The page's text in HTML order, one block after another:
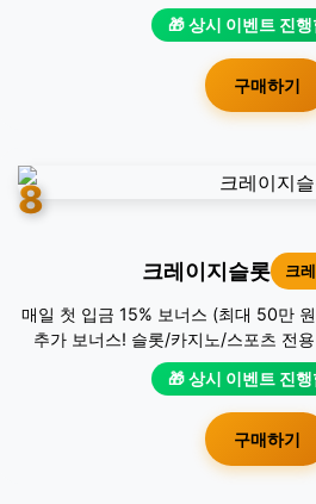
첫 충전 보너스: 첫 충전 시 50% 추가
충전할 때마다 20% 추가 보너스 제공
전 시 10% 추가 보
🎁 상시 이벤트 진
구매하기